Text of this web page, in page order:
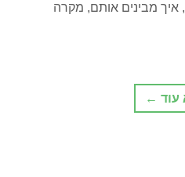
מבינים אותם, מקרה
עוד ←